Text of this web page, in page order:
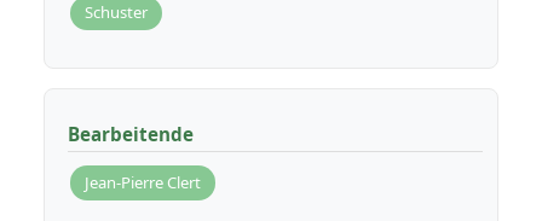
Schuster
Bearbeitende
Jean-Pierre Clert